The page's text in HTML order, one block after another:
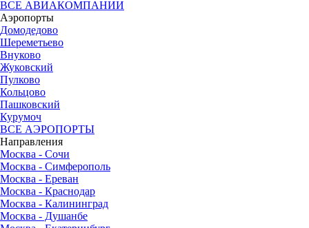
ВСЕ АВИАКОМПАНИИ
Аэропорты
Домодедово
Шереметьево
Внуково
Жуковский
Пулково
Кольцово
Пашковский
Курумоч
ВСЕ АЭРОПОРТЫ
Направления
Москва - Сочи
Москва - Симферополь
Москва - Ереван
Москва - Краснодар
Москва - Калининград
Москва - Душанбе